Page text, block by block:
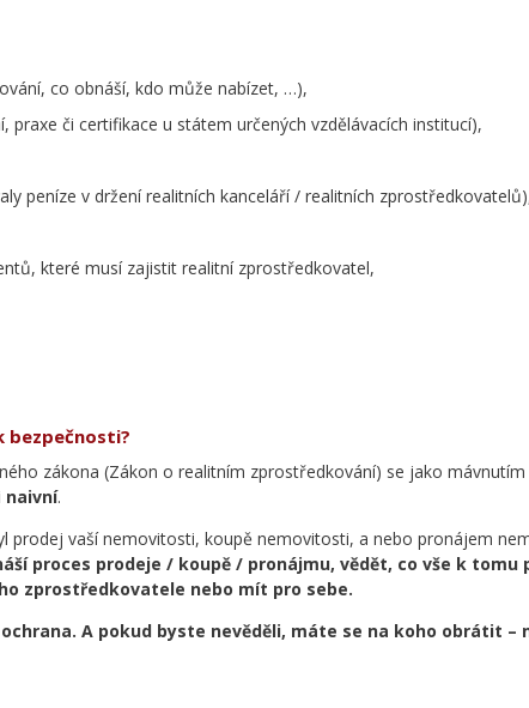
co obnáší, kdo může nabízet, …),
praxe či certifikace u státem určených vzdělávacích institucí),
peníze v držení realitních kanceláří / realitních
které musí zajistit realitní zprostředkovatel,
bezpečnosti?
zákona (Zákon o realitním zprostředkování) se jako
naivní.
prodej vaší nemovitosti, koupě nemovitosti, a nebo pronájem
proces prodeje / koupě / pronájmu, vědět, co vše k
zprostředkovatele nebo mít pro sebe.
A pokud byste nevěděli, máte se na koho obrátit –